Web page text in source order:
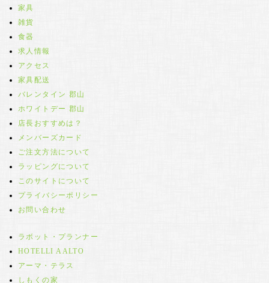
家具
雑貨
食器
求人情報
アクセス
家具配送
バレンタイン 郡山
ホワイトデー 郡山
店長おすすめは？
メンバーズカード
ご注文方法について
ラッピングについて
このサイトについて
プライバシーポリシー
お問い合わせ
ラボット・プランナー
HOTELLI AALTO
アーマ・テラス
しもくの家